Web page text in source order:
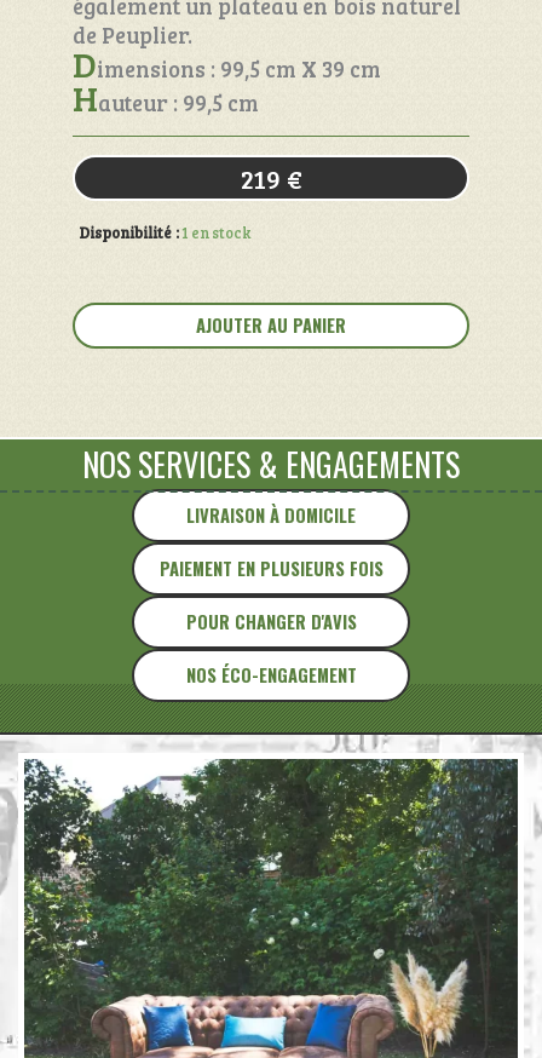
de Peuplier.
Dimensions : 99,5 cm X 39 cm
Hauteur : 99,5 cm
219 €
Disponibilité :1 en stock
de
Buffet
AJOUTER AU PANIER
LIVRAISON À DOMICILE
PAIEMENT EN PLUSIEURS FOIS
NOS SERVICES & ENGAGEMENTS
POUR CHANGER D'AVIS
NOS ÉCO-ENGAGEMENT